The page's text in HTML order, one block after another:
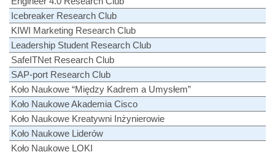
Icebreaker Research Club
KIWI Marketing Research Club
Leadership Student Research Club
SafeITNet Research Club
SAP-port Research Club
Koło Naukowe “Między Kadrem a Umysłem”
Koło Naukowe Akademia Cisco
Koło Naukowe Kreatywni Inżynierowie
Koło Naukowe Liderów
Koło Naukowe LOKI